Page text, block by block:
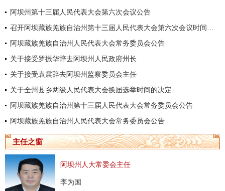
阿坝州第十三届人民代表大会第六次会议公告
阿坝藏族羌族自治州人民代表大会常务委员会公告
关于接受罗振华辞去阿坝州人民政府州长
关于接受袁震辞去阿坝州监察委员会主任
关于全州县乡两级人民代表大会换届选举时间的决定
阿坝藏族羌族自治州第十三届人民代表大会常务委员会公告
阿坝藏族羌族自治州人民代表大会常务委员会公告
主任之窗
阿坝州人大常委会主任
李为国